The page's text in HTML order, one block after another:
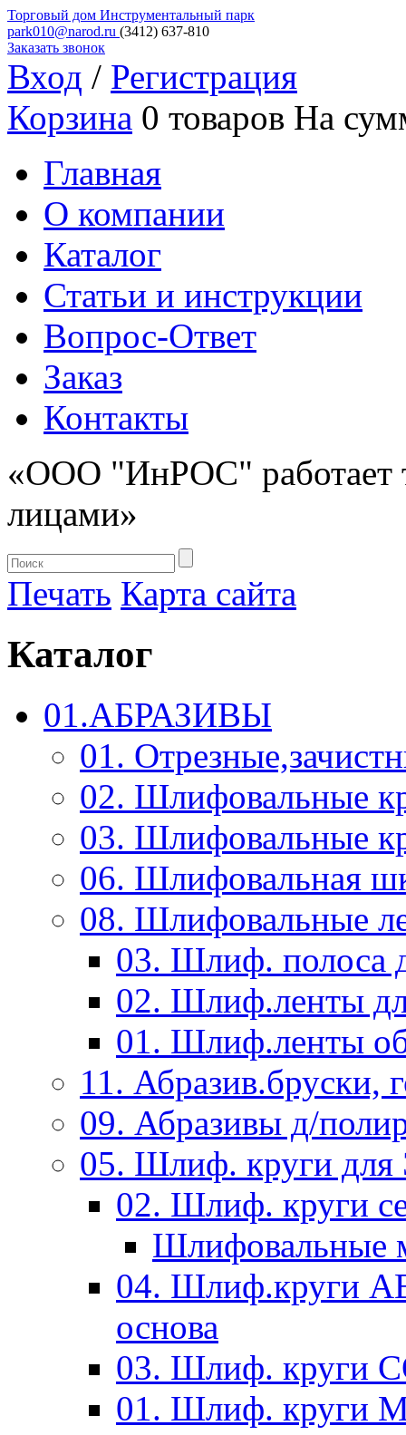
Торговый дом Инструментальный парк
park010@narod.ru (3412) 637-810
Заказать звонок
Вход / Регистрация
Корзина 0 товаров На
Главная
О компании
Каталог
Статьи и инструкции
Вопрос-Ответ
Заказ
Контакты
«ООО "ИнРОС" работает
лицами»
Печать Карта сайта
Каталог
01.АБРАЗИВЫ
01.
02. Шлифовальные
03. Шлифовальные
06. Шлифовальная
08. Шлифовальные
03. Шлиф.
02. Шлиф.ленты
01. Шлиф.ленты
11. Абразив.бруски,
09. Абразивы д/
05. Шлиф. круги
02. Шлиф. круги
Шлифовальные
04. Шлиф.круги
основа
03. Шлиф. круги
01. Шлиф. круги